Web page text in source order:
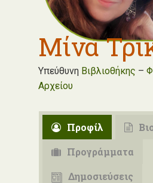
Μίνα
Υπεύθυνη Βιβλιοθήκης –
Αρχείου
Προφίλ
Προγράμματα
Δημοσιεύσεις